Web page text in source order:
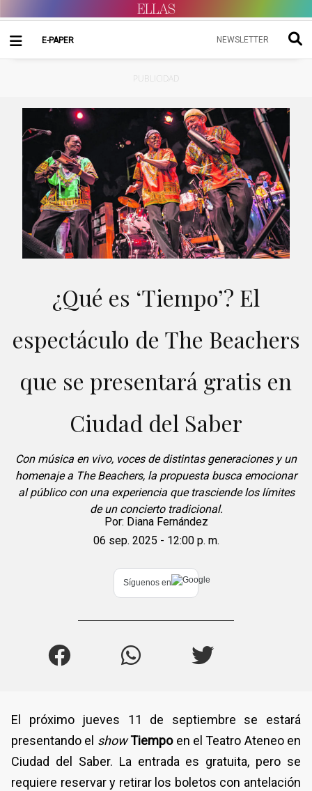
E-PAPER NEWSLETTER
PUBLICIDAD
¿Qué es ‘Tiempo’? El
espectáculo de The Beachers
que se presentará gratis en
Ciudad del Saber
Con música en vivo, voces de distintas generaciones y un
homenaje a The Beachers, la propuesta busca emocionar
al público con una experiencia que trasciende los límites
de un concierto tradicional.
Por: Diana Fernández
06 sep. 2025 - 12:00 p. m.
Síguenos en
El próximo jueves 11 de septiembre se estará
presentando el showTiempo en el Teatro Ateneo en
Ciudad del Saber. La entrada es gratuita, pero se
requiere reservar y retirar los boletos con antelación